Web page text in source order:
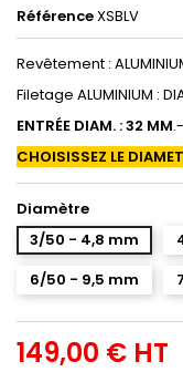
RéférenceXSBLV
Revêtement :
Filetage ALUMINIUM :
ENTRÉE DIAM. : 32 MM
CHOISISSEZ LE
Diamètre
3/50 - 4,8 mm
6/50 - 9,5 mm
149,00 € HT